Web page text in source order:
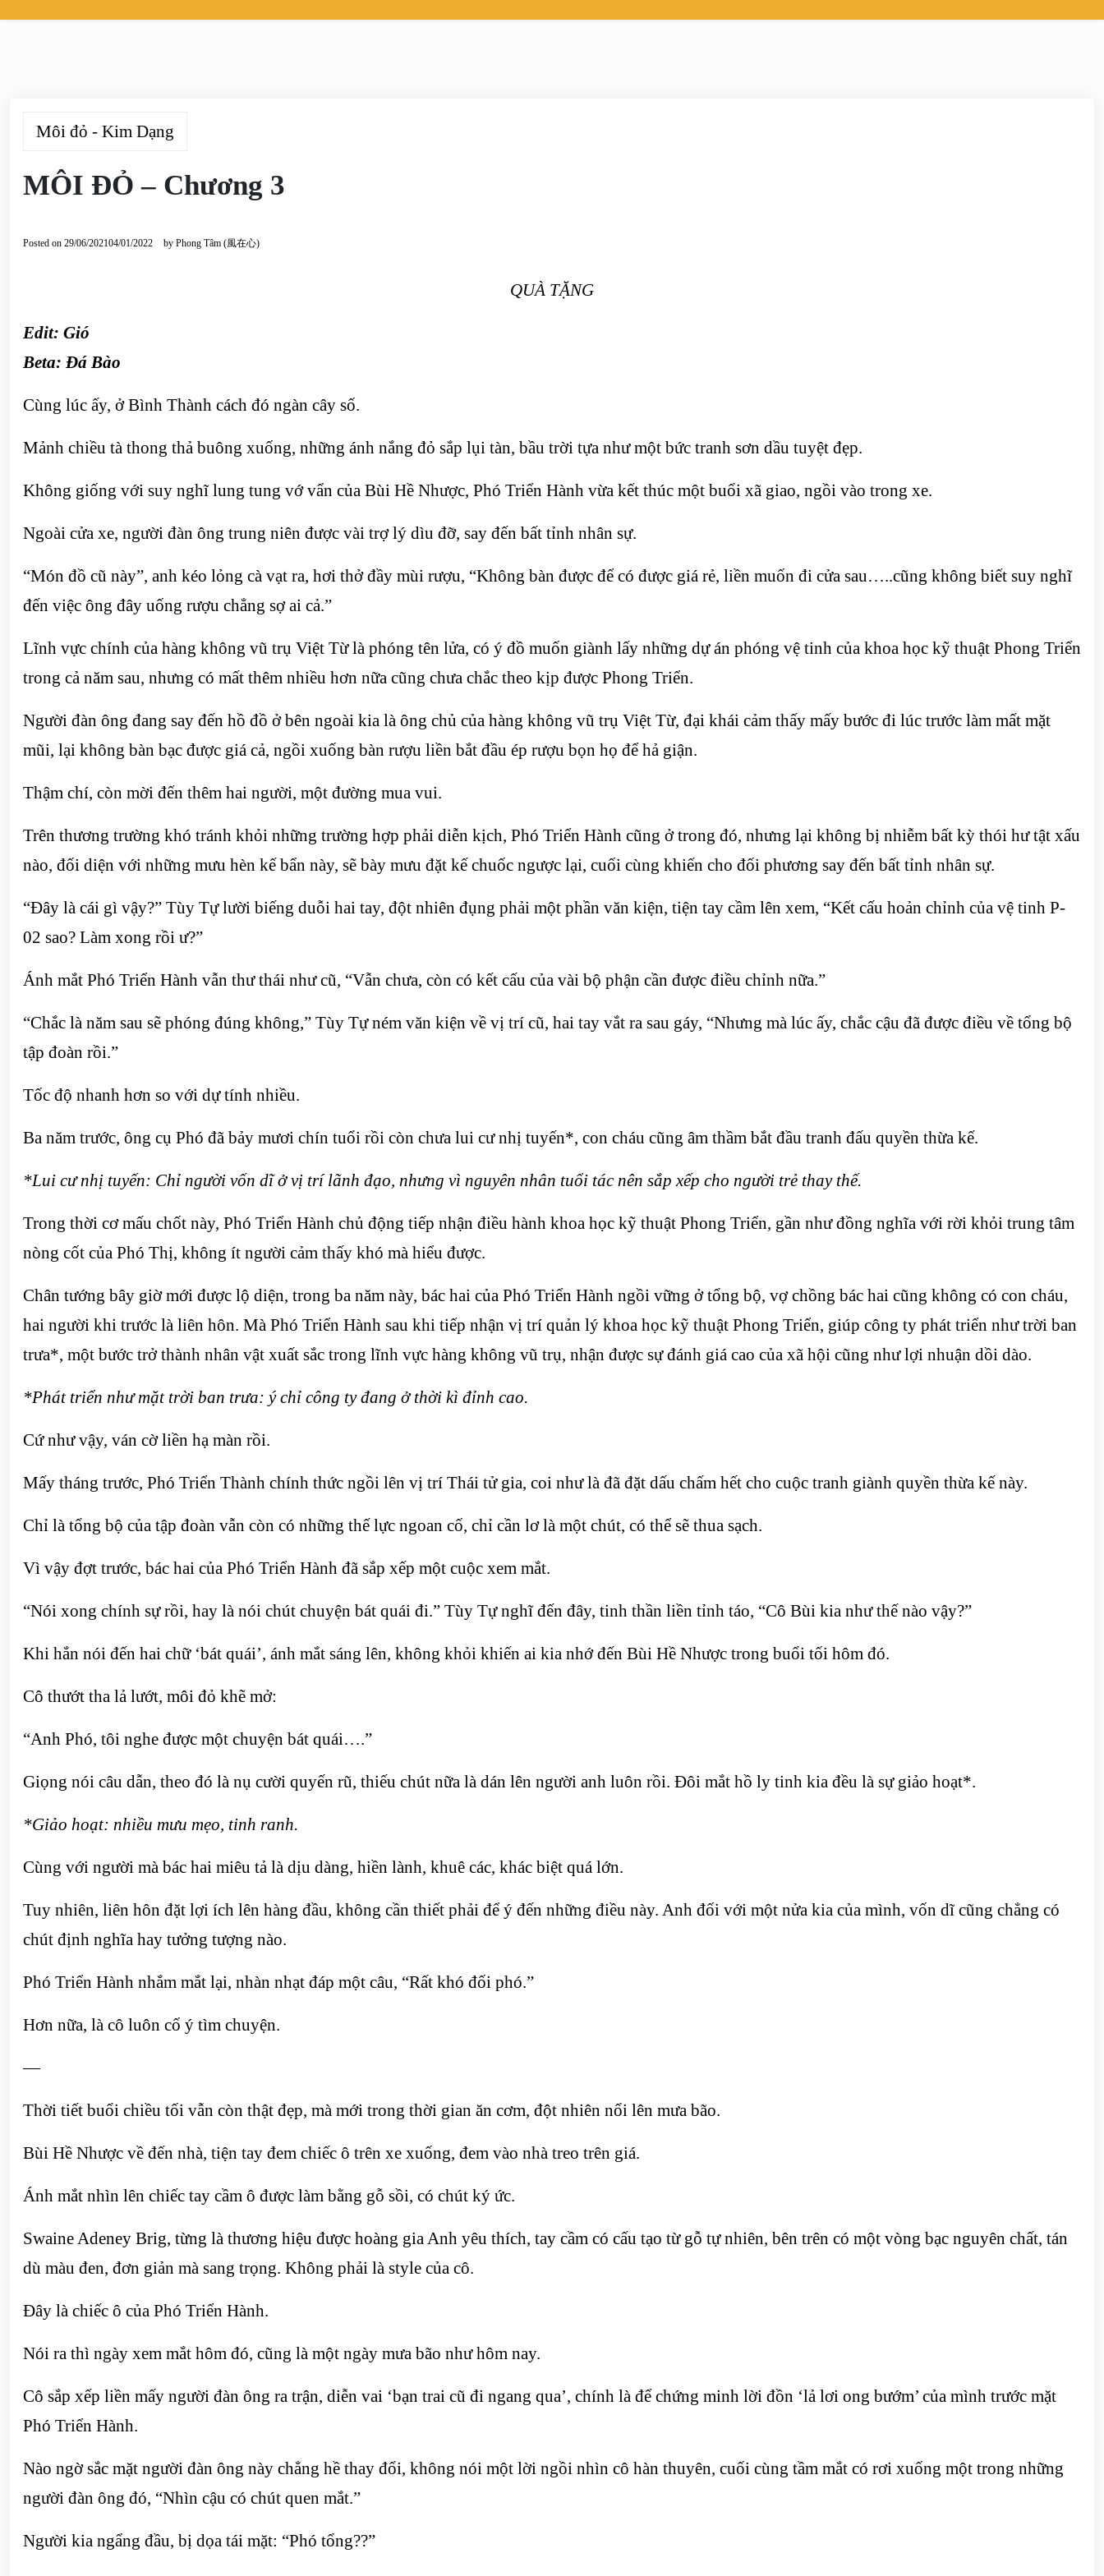
Môi đỏ - Kim Dạng
MÔI ĐỎ – Chương 3
Posted on 29/06/202104/01/2022 by Phong Tâm (風在心)
QUÀ TẶNG
Edit: Gió
Beta: Đá Bào
Cùng lúc ấy, ở Bình Thành cách đó ngàn cây số.
Mảnh chiều tà thong thả buông xuống, những ánh nắng đỏ sắp lụi tàn, bầu trời tựa như một bức tranh sơn dầu tuyệt đẹp.
Không giống với suy nghĩ lung tung vớ vẩn của Bùi Hề Nhược, Phó Triển Hành vừa kết thúc một buổi xã giao, ngồi vào trong xe.
Ngoài cửa xe, người đàn ông trung niên được vài trợ lý dìu đỡ, say đến bất tỉnh nhân sự.
“Món đồ cũ này”, anh kéo lỏng cà vạt ra, hơi thở đầy mùi rượu, “Không bàn được để có được giá rẻ, liền muốn đi cửa sau…..cũng không biết suy nghĩ
đến việc ông đây uống rượu chẳng sợ ai cả.”
Lĩnh vực chính của hàng không vũ trụ Việt Từ là phóng tên lửa, có ý đồ muốn giành lấy những dự án phóng vệ tinh của khoa học kỹ thuật Phong Triển
trong cả năm sau, nhưng có mất thêm nhiều hơn nữa cũng chưa chắc theo kịp được Phong Triển.
Người đàn ông đang say đến hồ đồ ở bên ngoài kia là ông chủ của hàng không vũ trụ Việt Từ, đại khái cảm thấy mấy bước đi lúc trước làm mất mặt
mũi, lại không bàn bạc được giá cả, ngồi xuống bàn rượu liền bắt đầu ép rượu bọn họ để hả giận.
Thậm chí, còn mời đến thêm hai người, một đường mua vui.
Trên thương trường khó tránh khỏi những trường hợp phải diễn kịch, Phó Triển Hành cũng ở trong đó, nhưng lại không bị nhiễm bất kỳ thói hư tật xấu
nào, đối diện với những mưu hèn kế bẩn này, sẽ bày mưu đặt kế chuốc ngược lại, cuối cùng khiến cho đối phương say đến bất tỉnh nhân sự.
“Đây là cái gì vậy?” Tùy Tự lười biếng duỗi hai tay, đột nhiên đụng phải một phần văn kiện, tiện tay cầm lên xem, “Kết cấu hoản chỉnh của vệ tinh P-
02 sao? Làm xong rồi ư?”
Ánh mắt Phó Triển Hành vẫn thư thái như cũ, “Vẫn chưa, còn có kết cấu của vài bộ phận cần được điều chỉnh nữa.”
“Chắc là năm sau sẽ phóng đúng không,” Tùy Tự ném văn kiện về vị trí cũ, hai tay vắt ra sau gáy, “Nhưng mà lúc ấy, chắc cậu đã được điều về tổng bộ
tập đoàn rồi.”
Tốc độ nhanh hơn so với dự tính nhiều.
Ba năm trước, ông cụ Phó đã bảy mươi chín tuổi rồi còn chưa lui cư nhị tuyến*, con cháu cũng âm thầm bắt đầu tranh đấu quyền thừa kế.
*Lui cư nhị tuyến: Chỉ người vốn dĩ ở vị trí lãnh đạo, nhưng vì nguyên nhân tuổi tác nên sắp xếp cho người trẻ thay thế.
Trong thời cơ mấu chốt này, Phó Triển Hành chủ động tiếp nhận điều hành khoa học kỹ thuật Phong Triển, gần như đồng nghĩa với rời khỏi trung tâm
nòng cốt của Phó Thị, không ít người cảm thấy khó mà hiểu được.
Chân tướng bây giờ mới được lộ diện, trong ba năm này, bác hai của Phó Triển Hành ngồi vững ở tổng bộ, vợ chồng bác hai cũng không có con cháu,
hai người khi trước là liên hôn. Mà Phó Triển Hành sau khi tiếp nhận vị trí quản lý khoa học kỹ thuật Phong Triển, giúp công ty phát triển như trời ban
trưa*, một bước trở thành nhân vật xuất sắc trong lĩnh vực hàng không vũ trụ, nhận được sự đánh giá cao của xã hội cũng như lợi nhuận dồi dào.
*Phát triển như mặt trời ban trưa: ý chỉ công ty đang ở thời kì đỉnh cao.
Cứ như vậy, ván cờ liền hạ màn rồi.
Mấy tháng trước, Phó Triển Thành chính thức ngồi lên vị trí Thái tử gia, coi như là đã đặt dấu chấm hết cho cuộc tranh giành quyền thừa kế này.
Chỉ là tổng bộ của tập đoàn vẫn còn có những thế lực ngoan cố, chỉ cần lơ là một chút, có thể sẽ thua sạch.
Vì vậy đợt trước, bác hai của Phó Triển Hành đã sắp xếp một cuộc xem mắt.
“Nói xong chính sự rồi, hay là nói chút chuyện bát quái đi.” Tùy Tự nghĩ đến đây, tinh thần liền tỉnh táo, “Cô Bùi kia như thế nào vậy?”
Khi hắn nói đến hai chữ ‘bát quái’, ánh mắt sáng lên, không khỏi khiến ai kia nhớ đến Bùi Hề Nhược trong buổi tối hôm đó.
Cô thướt tha lả lướt, môi đỏ khẽ mở:
“Anh Phó, tôi nghe được một chuyện bát quái….”
Giọng nói câu dẫn, theo đó là nụ cười quyến rũ, thiếu chút nữa là dán lên người anh luôn rồi. Đôi mắt hồ ly tinh kia đều là sự giảo hoạt*.
*Giảo hoạt: nhiều mưu mẹo, tinh ranh.
Cùng với người mà bác hai miêu tả là dịu dàng, hiền lành, khuê các, khác biệt quá lớn.
Tuy nhiên, liên hôn đặt lợi ích lên hàng đầu, không cần thiết phải để ý đến những điều này. Anh đối với một nửa kia của mình, vốn dĩ cũng chẳng có
chút định nghĩa hay tưởng tượng nào.
Phó Triển Hành nhắm mắt lại, nhàn nhạt đáp một câu, “Rất khó đối phó.”
Hơn nữa, là cô luôn cố ý tìm chuyện.
—
Thời tiết buổi chiều tối vẫn còn thật đẹp, mà mới trong thời gian ăn cơm, đột nhiên nổi lên mưa bão.
Bùi Hề Nhược về đến nhà, tiện tay đem chiếc ô trên xe xuống, đem vào nhà treo trên giá.
Ánh mắt nhìn lên chiếc tay cầm ô được làm bằng gỗ sồi, có chút ký ức.
Swaine Adeney Brig, từng là thương hiệu được hoàng gia Anh yêu thích, tay cầm có cấu tạo từ gỗ tự nhiên, bên trên có một vòng bạc nguyên chất, tán
dù màu đen, đơn giản mà sang trọng. Không phải là style của cô.
Đây là chiếc ô của Phó Triển Hành.
Nói ra thì ngày xem mắt hôm đó, cũng là một ngày mưa bão như hôm nay.
Cô sắp xếp liền mấy người đàn ông ra trận, diễn vai ‘bạn trai cũ đi ngang qua’, chính là để chứng minh lời đồn ‘lả lơi ong bướm’ của mình trước mặt
Phó Triển Hành.
Nào ngờ sắc mặt người đàn ông này chẳng hề thay đổi, không nói một lời ngồi nhìn cô hàn thuyên, cuối cùng tầm mắt có rơi xuống một trong những
người đàn ông đó, “Nhìn cậu có chút quen mắt.”
Người kia ngẩng đầu, bị dọa tái mặt: “Phó tổng??”